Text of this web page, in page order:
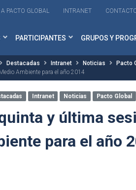
A PACTO GLOBAL INTRANET
PARTICIPANTES GRUPOS Y
Destacadas Intranet Noticias
Pacto
Ambiente para el año 2014
Intranet Noticias Pacto Global
y última
para el año